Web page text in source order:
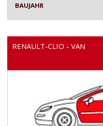
BAUJAHR
RENAULT-CLIO - VAN